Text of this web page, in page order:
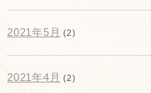
2021年5月 (2)
2021年4月 (2)